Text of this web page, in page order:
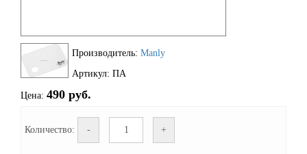
Производитель: Manly
Артикул: ПА
Цена: 490 руб.
Количество: - +